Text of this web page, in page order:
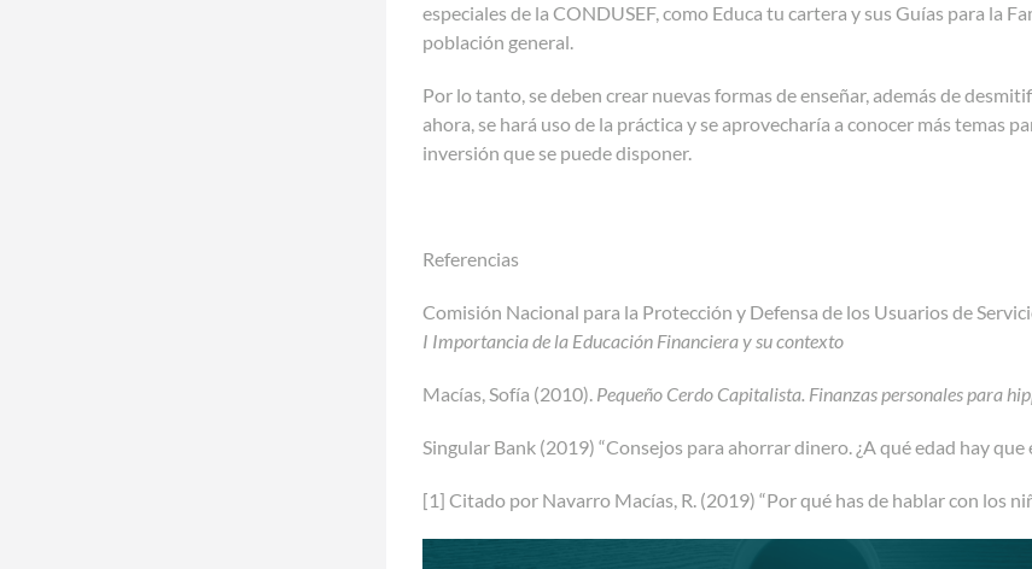
especiales de la CONDUSEF, como Educa tu cartera y sus Guías para la
población general.
Por lo tanto, se deben crear nuevas formas de enseñar, además de
ahora, se hará uso de la práctica y se aprovecharía a conocer más temas
inversión que se puede disponer.
Referencias
Comisión Nacional para la Protección y Defensa de los Usuarios de
I Importancia de la Educación Financiera y su contexto
Macías, Sofía (2010). Pequeño Cerdo Capitalista. Finanzas personales para
Singular Bank (2019) “Consejos para ahorrar dinero. ¿A qué edad hay
[1] Citado por Navarro Macías, R. (2019) “Por qué has de hablar con los